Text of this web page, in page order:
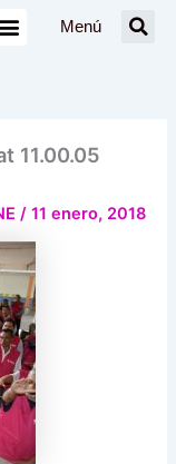
Menú
11.00.05
/11 enero, 2018